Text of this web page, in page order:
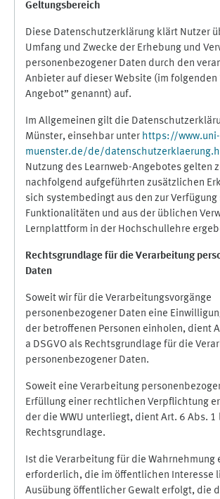
Geltungsbereich
Diese Datenschutzerklärung klärt Nutzer
Umfang und Zwecke der Erhebung und
personenbezogener Daten durch den
Anbieter auf dieser Website (im folgenden
Angebot” genannt) auf.
Im Allgemeinen gilt die
Münster, einsehbar unter https://www.uni-
muenster.de/de/
Nutzung des Learnweb-Angebotes gelten
nachfolgend aufgeführten zusätzlichen
sich systembedingt aus den zur
Funktionalitäten und aus der üblichen
Lernplattform in der Hochschullehre
Rechtsgrundlage für die Verarbeitung
Daten
Soweit wir für die Verarbeitungsvorgänge
personenbezogener Daten eine
der betroffenen Personen einholen, dient
a DSGVO als Rechtsgrundlage für die
personenbezogener Daten.
Soweit eine Verarbeitung
Erfüllung einer rechtlichen Verpflichtung
der die WWU unterliegt, dient Art. 6 Abs. 1
Rechtsgrundlage.
Ist die Verarbeitung für die Wahrnehmung
erforderlich, die im öffentlichen Interesse
Ausübung öffentlicher Gewalt erfolgt, die